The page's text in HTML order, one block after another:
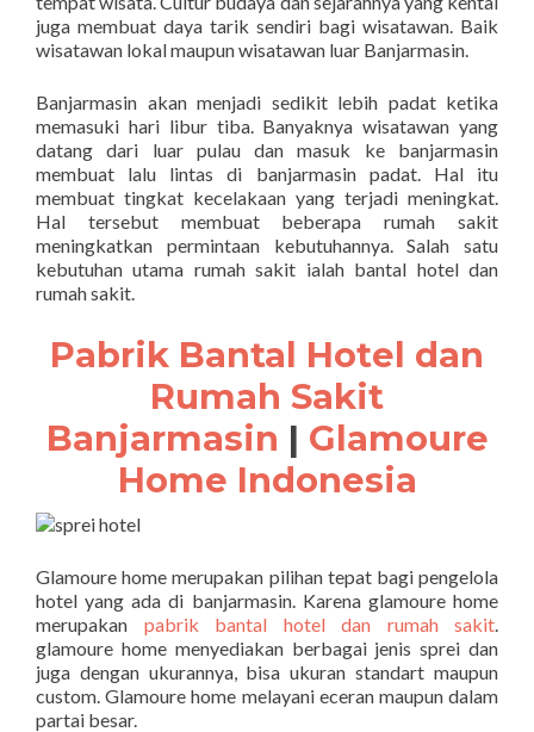
juga membuat daya tarik sendiri bagi wisatawan. Baik
wisatawan lokal maupun wisatawan luar Banjarmasin.
Banjarmasin akan menjadi sedikit lebih padat ketika
memasuki hari libur tiba. Banyaknya wisatawan yang
datang dari luar pulau dan masuk ke banjarmasin
membuat lalu lintas di banjarmasin padat. Hal itu
membuat tingkat kecelakaan yang terjadi meningkat.
Hal tersebut membuat beberapa rumah sakit
meningkatkan permintaan kebutuhannya. Salah satu
kebutuhan utama rumah sakit ialah bantal hotel dan
rumah sakit.
Pabrik Bantal Hotel dan
Rumah Sakit
Banjarmasin | Glamoure
Home Indonesia
Glamoure home merupakan pilihan tepat bagi pengelola
hotel yang ada di banjarmasin. Karena glamoure home
merupakan pabrik bantal hotel dan rumah sakit.
glamoure home menyediakan berbagai jenis sprei dan
juga dengan ukurannya, bisa ukuran standart maupun
custom. Glamoure home melayani eceran maupun dalam
partai besar.